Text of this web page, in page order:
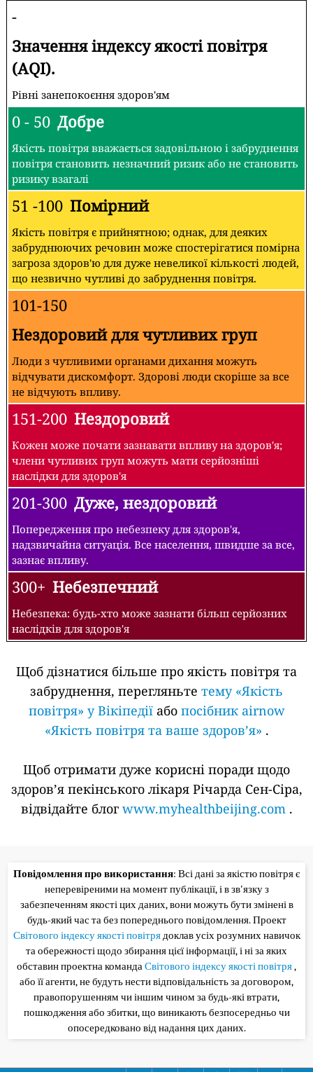
-
Значення індексу якості повітря
(AQI).
Рівні занепокоєння здоров'ям
0 - 50 Добре
Якість повітря вважається задовільною і забруднення
повітря становить незначний ризик або не становить
ризику взагалі
51 -100 Помірний
Якість повітря є прийнятною; однак, для деяких
забруднюючих речовин може спостерігатися помірна
загроза здоров'ю для дуже невеликої кількості людей,
що незвично чутливі до забруднення повітря.
101-150
Нездоровий для чутливих груп
Люди з чутливими органами дихання можуть
відчувати дискомфорт. Здорові люди скоріше за все
не відчують впливу.
151-200 Нездоровий
Кожен може почати зазнавати впливу на здоров'я;
члени чутливих груп можуть мати серйозніші
наслідки для здоров'я
201-300 Дуже, нездоровий
Попередження про небезпеку для здоров'я,
надзвичайна ситуація. Все населення, швидше за все,
зазнає впливу.
300+ Небезпечний
Небезпека: будь-хто може зазнати більш серйозних
наслідків для здоров'я
Щоб дізнатися більше про якість повітря та
забруднення, перегляньте тему «Якість
повітря» у Вікіпедіїабо посібник airnow
«Якість повітря та ваше здоров’я» .
Щоб отримати дуже корисні поради щодо
здоров’я пекінського лікаря Річарда Сен-Сіра,
відвідайте блог www.myhealthbeijing.com.
Повідомлення про використання: Всі дані за якістю повітря є
неперевіреними на момент публікації, і в зв'язку з
забезпеченням якості цих даних, вони можуть бути змінені в
будь-який час та без попереднього повідомлення. Проект
Світового індексу якості повітрядоклав усіх розумних навичок
та обережності щодо збирання цієї інформації, і ні за яких
обставин проектна командаСвітового індексу якості повітря,
або її агенти, не будуть нести відповідальність за договором,
правопорушенням чи іншим чином за будь-які втрати,
пошкодження або збитки, що виникають безпосередньо чи
опосередковано від надання цих даних.